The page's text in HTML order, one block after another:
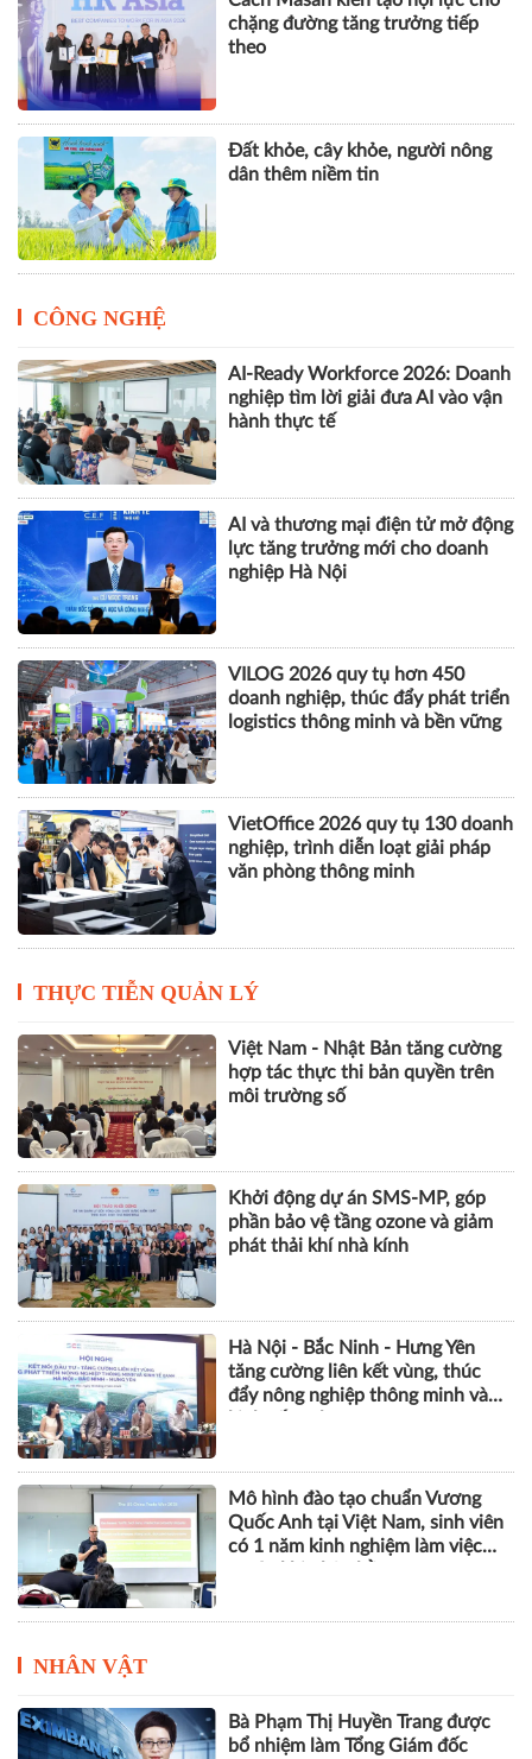
chặng đường tăng trưởng tiếp
theo
Đất khỏe, cây khỏe, người nông
dân thêm niềm tin
CÔNG NGHỆ
AI-Ready Workforce 2026: Doanh
nghiệp tìm lời giải đưa AI vào vận
hành thực tế
AI và thương mại điện tử mở động
lực tăng trưởng mới cho doanh
nghiệp Hà Nội
VILOG 2026 quy tụ hơn 450
doanh nghiệp, thúc đẩy phát triển
logistics thông minh và bền vững
VietOffice 2026 quy tụ 130 doanh
nghiệp, trình diễn loạt giải pháp
văn phòng thông minh
THỰC TIỄN QUẢN LÝ
Việt Nam - Nhật Bản tăng cường
hợp tác thực thi bản quyền trên
môi trường số
Khởi động dự án SMS-MP, góp
phần bảo vệ tầng ozone và giảm
phát thải khí nhà kính
Hà Nội - Bắc Ninh - Hưng Yên
tăng cường liên kết vùng, thúc
đẩy nông nghiệp thông minh và
Mô hình đào tạo chuẩn Vương
Quốc Anh tại Việt Nam, sinh viên
có 1 năm kinh nghiệm làm việc
NHÂN VẬT
Bà Phạm Thị Huyền Trang được
bổ nhiệm làm Tổng Giám đốc